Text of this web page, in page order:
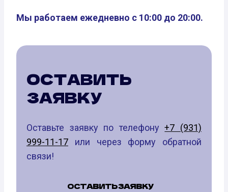
Мы работаем ежедневно с 10:00 до 20:00.
ОСТАВИТЬ
ЗАЯВКУ
Оставьте заявку по телефону+7 (931)
999-11-17 или через форму обратной
связи!
ОСТАВИТЬ ЗАЯВКУ